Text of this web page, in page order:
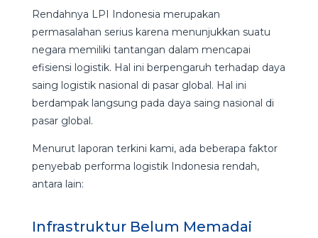
Rendahnya LPI Indonesia merupakan
permasalahan serius karena menunjukkan suatu
negara memiliki tantangan dalam mencapai
efisiensi logistik. Hal ini berpengaruh terhadap daya
saing logistik nasional di pasar global. Hal ini
berdampak langsung pada daya saing nasional di
pasar global.
Menurut laporan terkini kami, ada beberapa faktor
penyebab performa logistik Indonesia rendah,
antara lain:
Infrastruktur Belum Memadai